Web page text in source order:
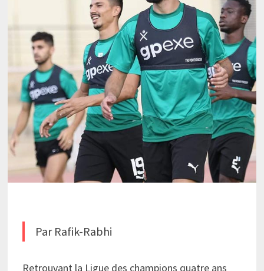
Par Rafik-Rabhi
Retrouvant la Ligue des champions quatre ans